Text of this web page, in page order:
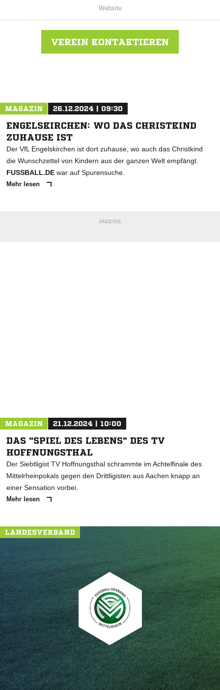
Website
VEREIN KONTAKTIEREN
MAGAZIN 26.12.2024 | 09:30
ENGELSKIRCHEN: WO DAS CHRISTKIND
ZUHAUSE IST
Der VfL Engelskirchen ist dort zuhause, wo auch das Christkind
die Wunschzettel von Kindern aus der ganzen Welt empfängt.
FUSSBALL.DE war auf Spurensuche.
Mehr lesen
ANZEIGE
MAGAZIN 21.12.2024 | 10:00
DAS "SPIEL DES LEBENS" DES TV
HOFFNUNGSTHAL
Der Siebtligist TV Hoffnungsthal schrammte im Achtelfinale des
Mittelrheinpokals gegen den Drittligisten aus Aachen knapp an
einer Sensation vorbei.
Mehr lesen
LANDESVERBAND